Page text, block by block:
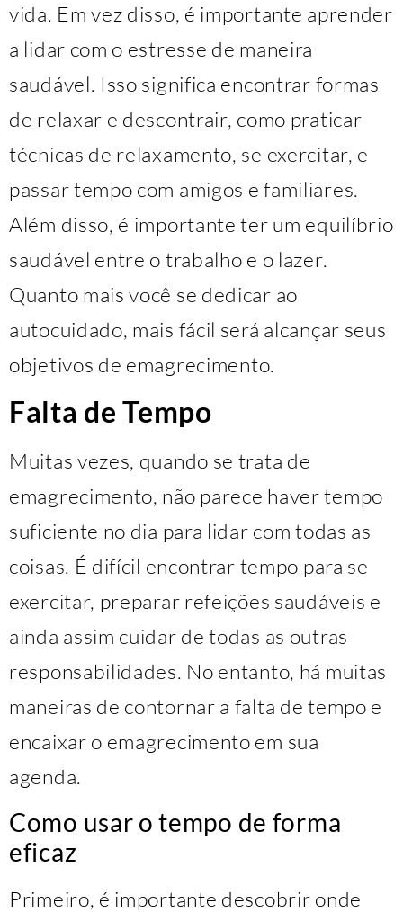
vida. Em vez disso, é importante aprender
a lidar com o estresse de maneira
saudável. Isso significa encontrar formas
de relaxar e descontrair, como praticar
técnicas de relaxamento, se exercitar, e
passar tempo com amigos e familiares.
Além disso, é importante ter um equilíbrio
saudável entre o trabalho e o lazer.
Quanto mais você se dedicar ao
autocuidado, mais fácil será alcançar seus
objetivos de emagrecimento.
Falta de Tempo
Muitas vezes, quando se trata de
emagrecimento, não parece haver tempo
suficiente no dia para lidar com todas as
coisas. É difícil encontrar tempo para se
exercitar, preparar refeições saudáveis e
ainda assim cuidar de todas as outras
responsabilidades. No entanto, há muitas
maneiras de contornar a falta de tempo e
encaixar o emagrecimento em sua
agenda.
Como usar o tempo de forma
eficaz
Primeiro, é importante descobrir onde